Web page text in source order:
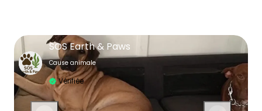
SOS Earth & Paws
Cause animale
Vérifiée